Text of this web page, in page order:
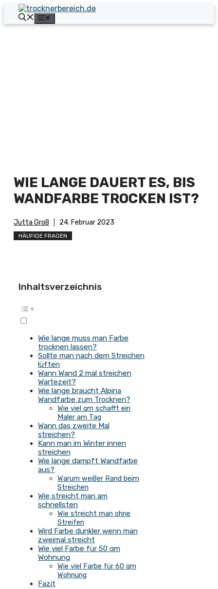
Zum
Inhalt
springen
WIE LANGE DAUERT ES, BIS
WANDFARBE TROCKEN IST?
Jutta Groß 24. Februar 2023
HÄUFIGE FRAGEN
Inhaltsverzeichnis
Wie lange muss man Farbe
trocknen lassen?
Sollte man nach dem Streichen
lüften
Wann Wand 2 mal streichen
Wartezeit?
Wie lange braucht Alpina
Wandfarbe zum Trocknen?
Wie viel qm schafft ein
Maler am Tag
Wann das zweite Mal
streichen?
Kann man im Winter innen
streichen
Wie lange dampft Wandfarbe
aus?
Warum weißer Rand beim
Streichen
Wie streicht man am
schnellsten
Wie streicht man ohne
Streifen
Wird Farbe dunkler wenn man
zweimal streicht
Wie viel Farbe für 50 qm
Wohnung
Wie viel Farbe für 60 qm
Wohnung
Fazit